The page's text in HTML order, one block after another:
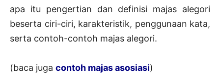
apa itu pengertian dan definisi majas alegori
beserta ciri-ciri, karakteristik, penggunaan kata,
serta contoh-contoh majas alegori.
(baca juga contoh majas asosiasi)